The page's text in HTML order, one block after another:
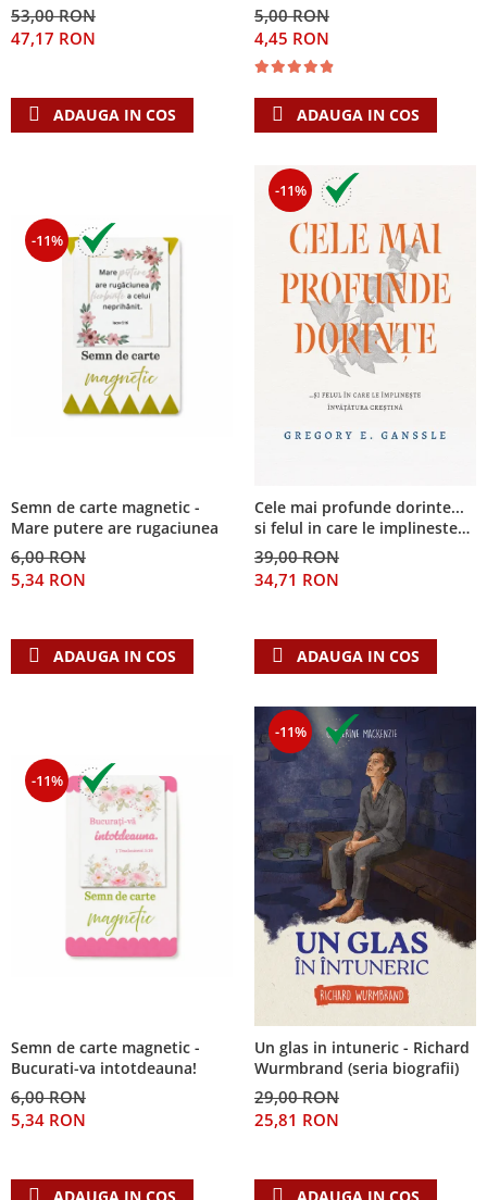
53,00 RON
47,17 RON
ADAUGA IN COS
5,00 RON
4,45 RON
ADAUGA IN COS
-11%
Semn de carte magnetic -
Mare putere are rugaciunea
6,00 RON
5,34 RON
ADAUGA IN COS
-11%
Cele mai profunde dorinte...
si felul in care le implineste
invatatura crestina
39,00 RON
34,71 RON
ADAUGA IN COS
-11%
Semn de carte magnetic -
Bucurati-va intotdeauna!
6,00 RON
5,34 RON
-11%
Un glas in intuneric - Richard
Wurmbrand (seria biografii)
29,00 RON
25,81 RON